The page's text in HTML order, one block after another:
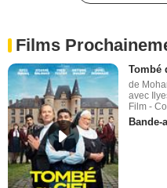
Films
Tombé
de
avec
Film -
Bande-